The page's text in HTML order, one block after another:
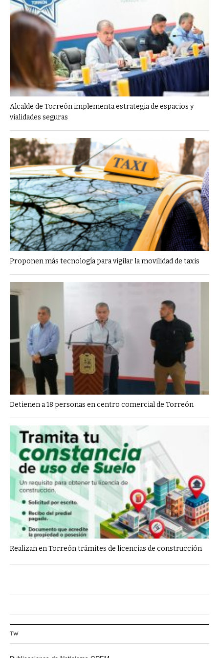
Alcalde de Torreón implementa estrategia de espacios y
vialidades seguras
Proponen más tecnología para vigilar la movilidad de taxis
Detienen a 18 personas en centro comercial de Torreón
Realizan en Torreón trámites de licencias de construcción
TW